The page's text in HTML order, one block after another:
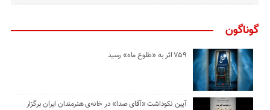
گوناگون
۷۵۹ اثر به «طلوع ماه» رسید
آیین نکوداشت «آقای صدا» در خانه‌ی هنرمندان ایران برگزار